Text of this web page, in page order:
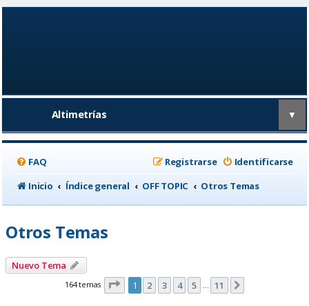
Altimetrías ▼
FAQ Identificarse
Registrarse
Inicio
Índice general OFF TOPIC Otros Temas
Otros Temas
Nuevo Tema
164 temas Página de 11
1 2 3 4 5 … 11